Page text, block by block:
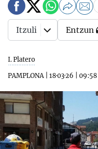
I. Platero
PAMPLONA| 18·03·26 09:58
Itzuli Entzun